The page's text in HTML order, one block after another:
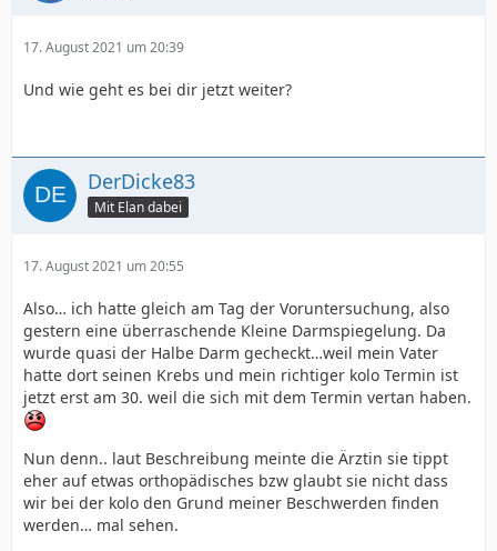
17. August 2021 um 20:39
Und wie geht es bei dir jetzt weiter?
DerDicke83
Mit Elan dabei
17. August 2021 um 20:55
Also… ich hatte gleich am Tag der Voruntersuchung, also
gestern eine überraschende Kleine Darmspiegelung. Da
wurde quasi der Halbe Darm gecheckt…weil mein Vater
hatte dort seinen Krebs und mein richtiger kolo Termin ist
jetzt erst am 30. weil die sich mit dem Termin vertan haben.
Nun denn.. laut Beschreibung meinte die Ärztin sie tippt
eher auf etwas orthopädisches bzw glaubt sie nicht dass
wir bei der kolo den Grund meiner Beschwerden finden
werden… mal sehen.